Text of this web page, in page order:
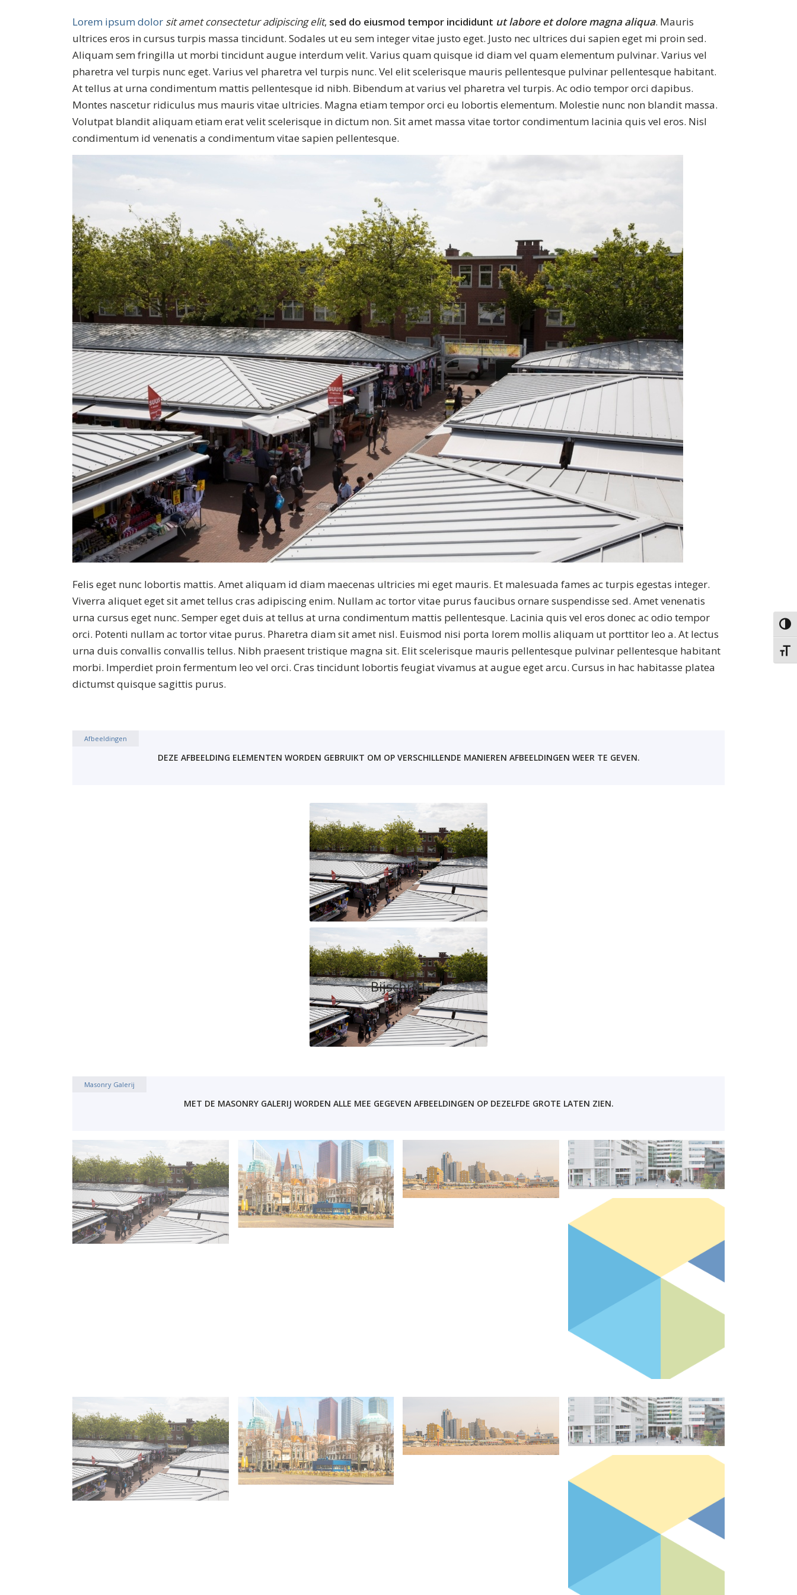
Kies
Lorem ipsum dolor sit amet consectetur adipiscing elit, sed do eiusmod tempor incididunt ut labore et dolore magna aliqua. Mauris
ultrices eros in cursus turpis massa tincidunt. Sodales ut eu sem integer vitae justo eget. Justo nec ultrices dui sapien eget mi proin sed.
Aliquam sem fringilla ut morbi tincidunt augue interdum velit. Varius quam quisque id diam vel quam elementum pulvinar. Varius vel
pharetra vel turpis nunc eget. Varius vel pharetra vel turpis nunc. Vel elit scelerisque mauris pellentesque pulvinar pellentesque habitant.
At tellus at urna condimentum mattis pellentesque id nibh. Bibendum at varius vel pharetra vel turpis. Ac odio tempor orci dapibus.
Montes nascetur ridiculus mus mauris vitae ultricies. Magna etiam tempor orci eu lobortis elementum. Molestie nunc non blandit massa.
Volutpat blandit aliquam etiam erat velit scelerisque in dictum non. Sit amet massa vitae tortor condimentum lacinia quis vel eros. Nisl
condimentum id venenatis a condimentum vitae sapien pellentesque.
Felis eget nunc lobortis mattis. Amet aliquam id diam maecenas ultricies mi eget mauris. Et malesuada fames ac turpis egestas integer.
Viverra aliquet eget sit amet tellus cras adipiscing enim. Nullam ac tortor vitae purus faucibus ornare suspendisse sed. Amet venenatis
urna cursus eget nunc. Semper eget duis at tellus at urna condimentum mattis pellentesque. Lacinia quis vel eros donec ac odio tempor
orci. Potenti nullam ac tortor vitae purus. Pharetra diam sit amet nisl. Euismod nisi porta lorem mollis aliquam ut porttitor leo a. At lectus
urna duis convallis convallis tellus. Nibh praesent tristique magna sit. Elit scelerisque mauris pellentesque pulvinar pellentesque habitant
morbi. Imperdiet proin fermentum leo vel orci. Cras tincidunt lobortis feugiat vivamus at augue eget arcu. Cursus in hac habitasse platea
dictumst quisque sagittis purus.
Afbeeldingen
DEZE AFBEELDING ELEMENTEN WORDEN GEBRUIKT OM OP VERSCHILLENDE MANIEREN AFBEELDINGEN WEER TE GEVEN.
Bijschrift
Masonry Galerij
MET DE MASONRY GALERIJ WORDEN ALLE MEE GEGEVEN AFBEELDINGEN OP DEZELFDE GROTE LATEN ZIEN.
Onderschrift #4